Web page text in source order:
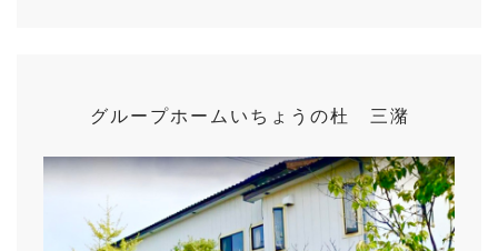
グループホーム いちょうの杜 三潴